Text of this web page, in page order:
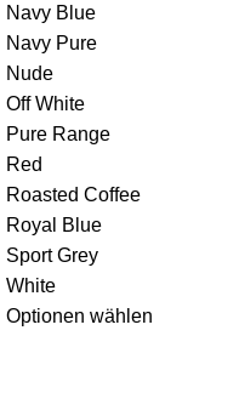
Navy Blue
Navy Pure
Nude
Off White
Pure Range
Red
Roasted Coffee
Royal Blue
Sport Grey
White
Optionen wählen